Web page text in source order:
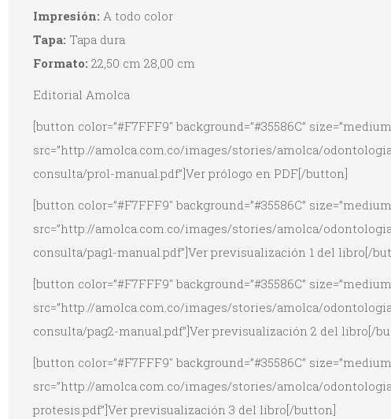
Impresión: A todo color
Tapa: Tapa dura
Formato: 22,50 cm 28,00 cm
Editorial Amolca
[button color=”#F7FFF9″ background=”#35586C”
src=”http://amolca.com.co/images/stories/amolca/
consulta/prol-manual.pdf”]Ver prólogo en PDF[/button]
[button color=”#F7FFF9″ background=”#35586C”
src=”http://amolca.com.co/images/stories/amolca/
consulta/pag1-manual.pdf”]Ver previsualización 1 del libro[/
[button color=”#F7FFF9″ background=”#35586C”
src=”http://amolca.com.co/images/stories/amolca/
consulta/pag2-manual.pdf”]Ver previsualización 2 del libro[/
[button color=”#F7FFF9″ background=”#35586C”
src=”http://amolca.com.co/images/stories/amolca/
protesis.pdf”]Ver previsualización 3 del libro[/button]